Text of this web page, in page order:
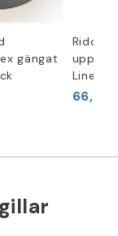
gängat
Riddell
Liner
66,63